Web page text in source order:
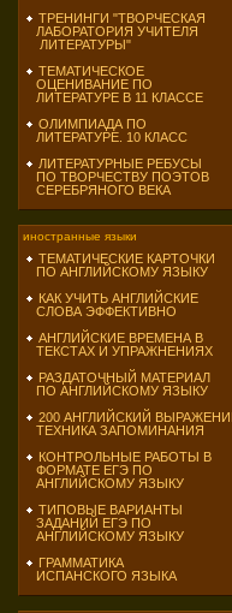
ТРЕНИНГИ "ТВОРЧЕСКАЯ
ЛАБОРАТОРИЯ УЧИТЕЛЯ
ЛИТЕРАТУРЫ"
ТЕМАТИЧЕСКОЕ
ОЦЕНИВАНИЕ ПО
ЛИТЕРАТУРЕ В 11 КЛАССЕ
ОЛИМПИАДА ПО
ЛИТЕРАТУРЕ. 10 КЛАСС
ЛИТЕРАТУРНЫЕ РЕБУСЫ
ПО ТВОРЧЕСТВУ ПОЭТОВ
СЕРЕБРЯНОГО ВЕКА
иностранные языки
ТЕМАТИЧЕСКИЕ КАРТОЧКИ
ПО АНГЛИЙСКОМУ ЯЗЫКУ
КАК УЧИТЬ АНГЛИЙСКИЕ
СЛОВА ЭФФЕКТИВНО
АНГЛИЙСКИЕ ВРЕМЕНА В
ТЕКСТАХ И УПРАЖНЕНИЯХ
РАЗДАТОЧНЫЙ МАТЕРИАЛ
ПО АНГЛИЙСКОМУ ЯЗЫКУ
200 АНГЛИЙСКИЙ
ТЕХНИКА ЗАПОМИНАНИЯ
КОНТРОЛЬНЫЕ РАБОТЫ В
ФОРМАТЕ ЕГЭ ПО
АНГЛИЙСКОМУ ЯЗЫКУ
ТИПОВЫЕ ВАРИАНТЫ
ЗАДАНИЙ ЕГЭ ПО
АНГЛИЙСКОМУ ЯЗЫКУ
ГРАММАТИКА
ИСПАНСКОГО ЯЗЫКА